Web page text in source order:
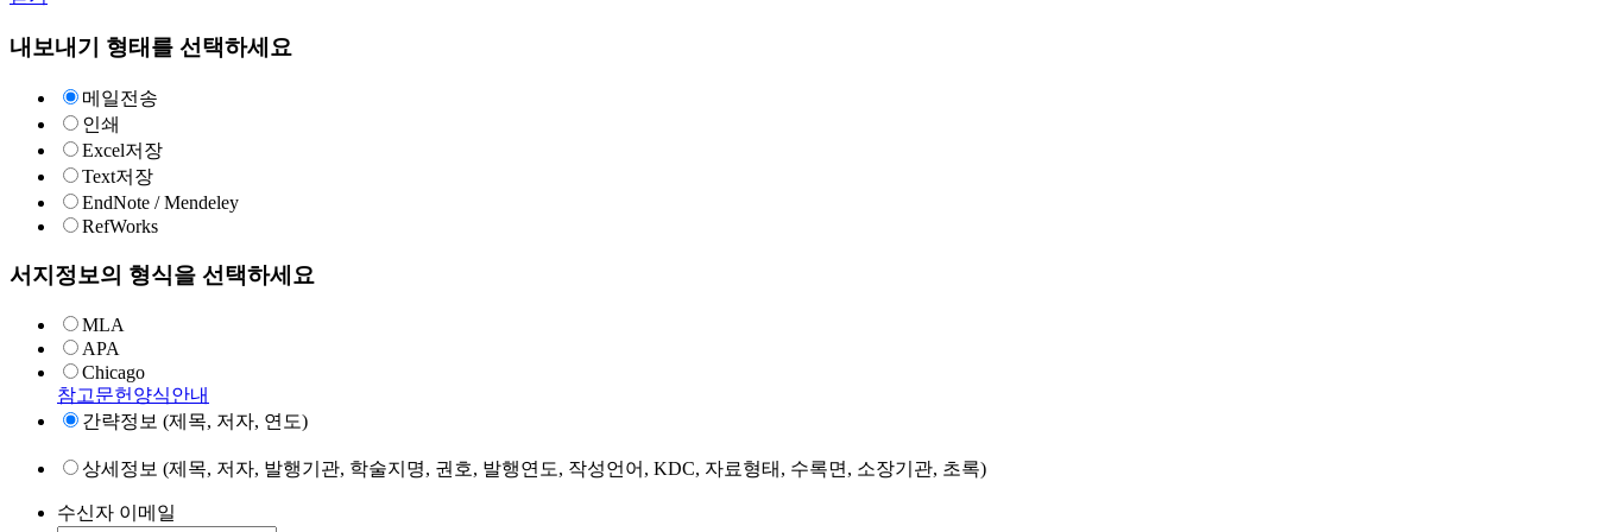
내보내기 형태를 선택하세요
메일전송
인쇄
Excel저장
Text저장
EndNote / Mendeley
RefWorks
서지정보의 형식을 선택하세요
MLA
APA
Chicago
참고문헌양식안내
간략정보 (제목, 저자, 연도)
상세정보 (제목, 저자, 발행기관, 학술지명, 권호, 발행연도, 작성언어, KDC, 자료형태, 수록면, 소장기관, 초록)
수신자 이메일